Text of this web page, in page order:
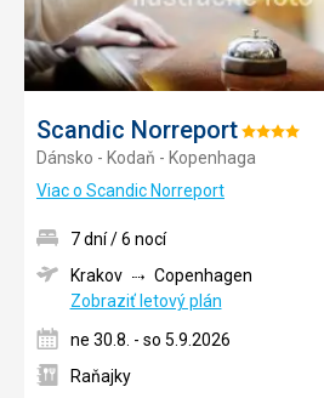
Scandic NorreportHodnotenie:
4/5
Dánsko - Kodaň - Kopenhaga
Viac o Scandic Norreport
7 dní / 6 nocí
Krakov
Copenhagen
Zobraziť letový plán
ne 30.8. - so 5.9.2026
Raňajky